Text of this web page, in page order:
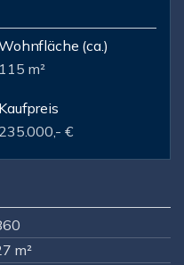
(ca.)
115 m²
Kaufpreis
235.000,- €
m²